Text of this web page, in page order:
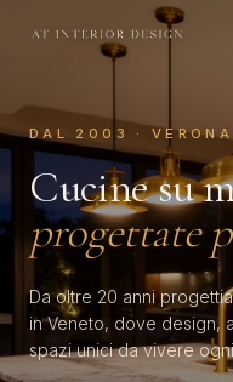
DAL 2003 · VERONA
Cucine su
progettate
Da oltre 20 anni
in Veneto, dove design,
spazi unici da vivere